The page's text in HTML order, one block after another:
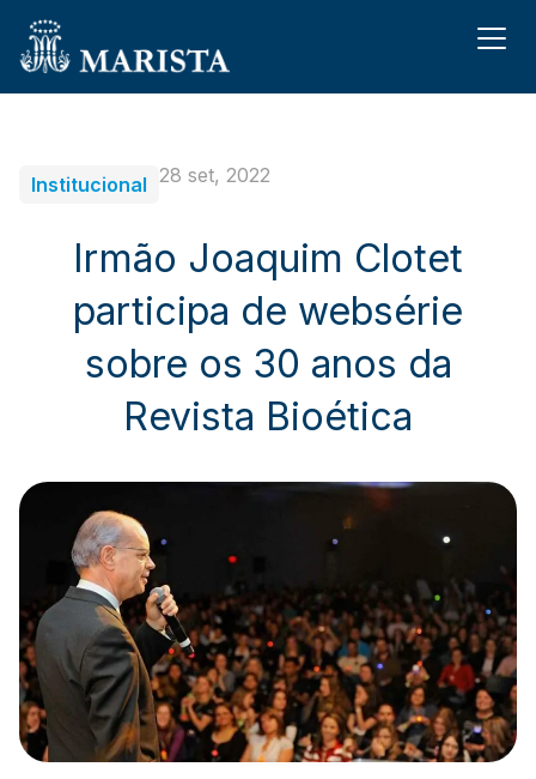
Institucional 28 set, 2022
Irmão Joaquim Clotet
participa de websérie
sobre os 30 anos da
Revista Bioética